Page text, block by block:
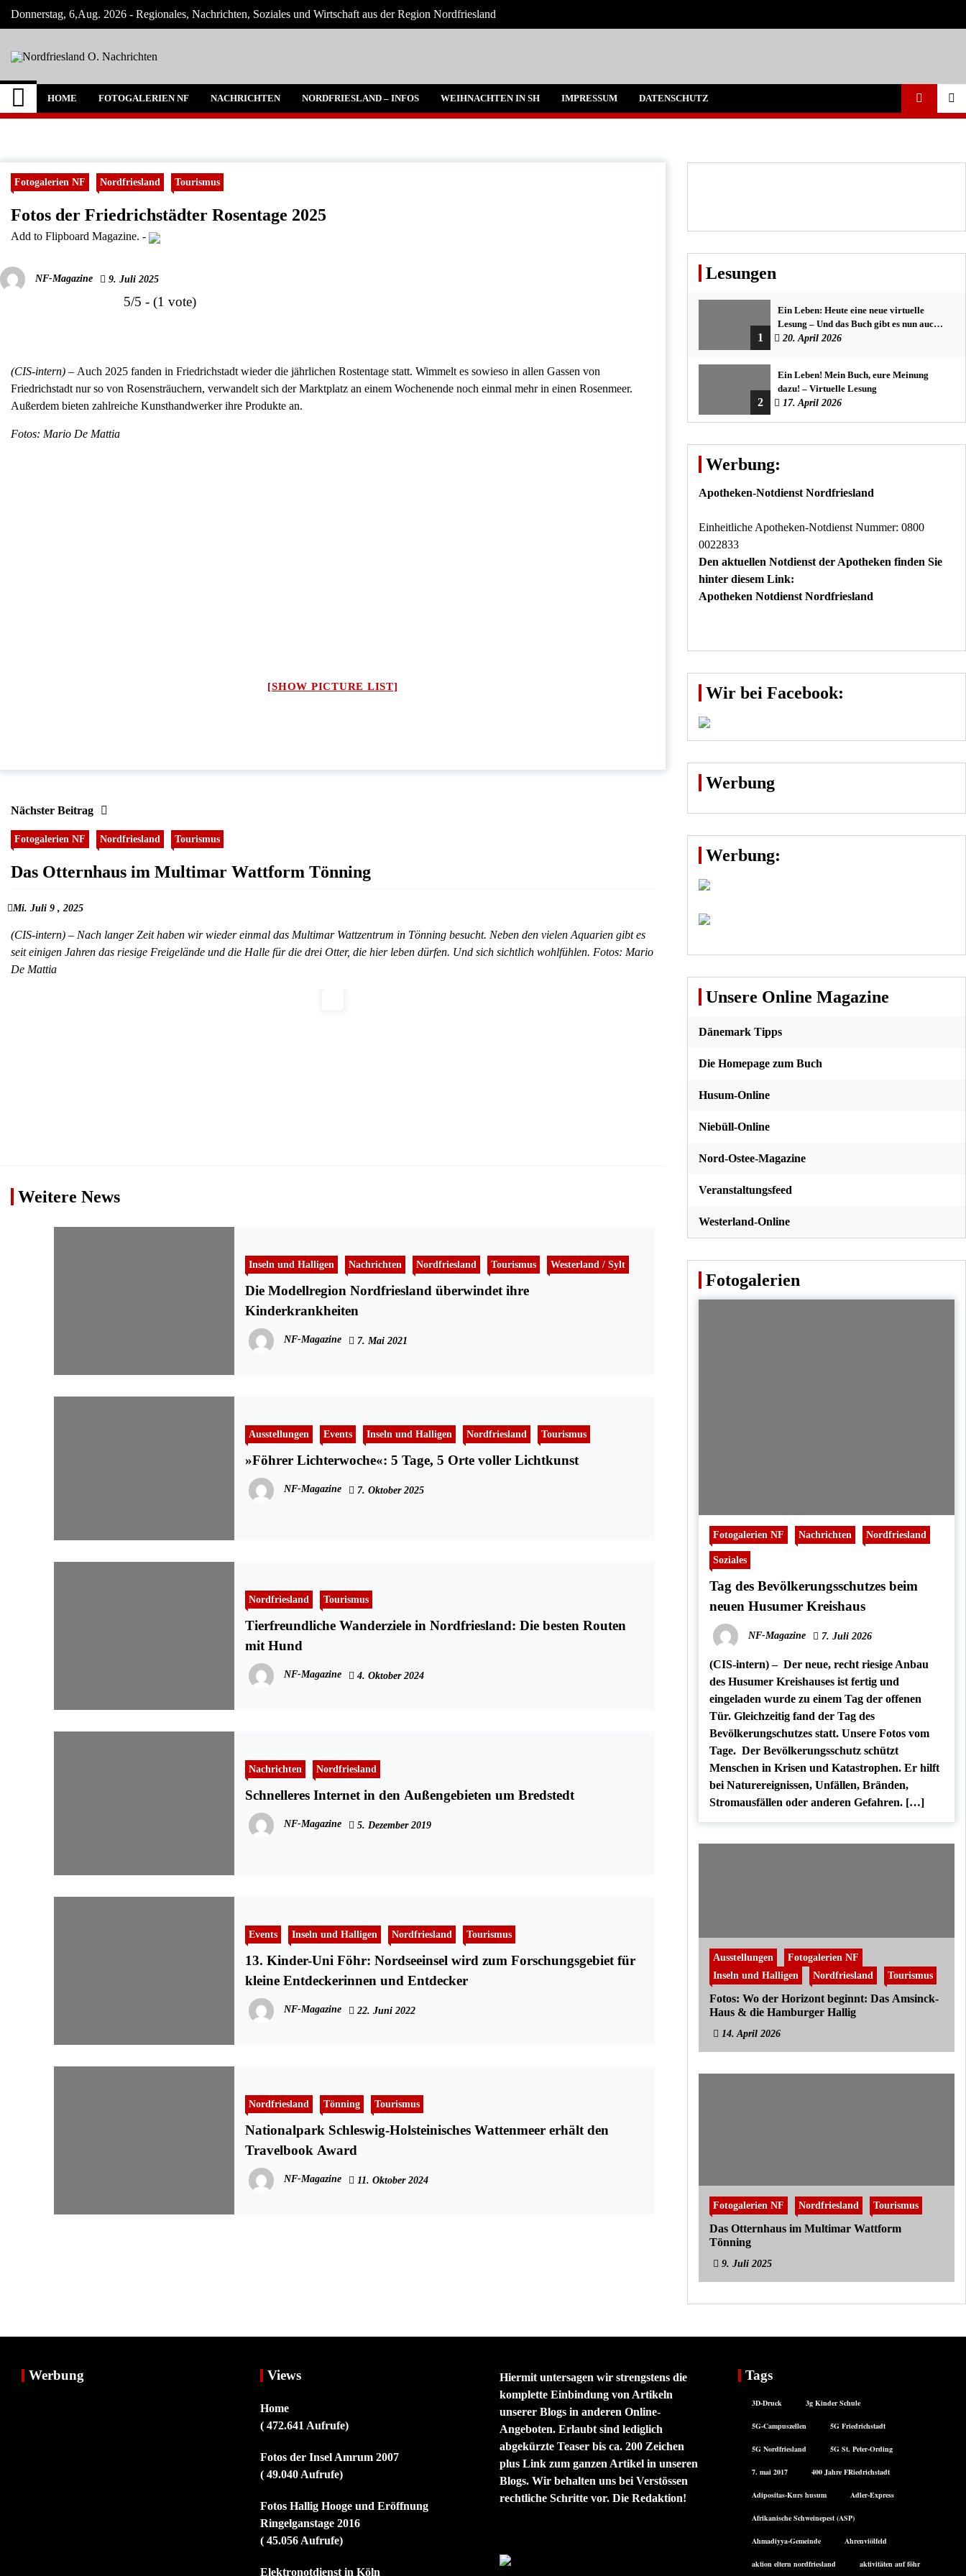
Skip
Donnerstag, 6,Aug. 2026 - Regionales, Nachrichten, Soziales und Wirtschaft aus der Region Nordfriesland
Nordfriesland O. Nachrichten
Nachrichten für Nordfriesland und Husum
HOME FOTOGALERIEN NF NACHRICHTEN NORDFRIESLAND – INFOS WEIHNACHTEN IN SH IMPRESSUM DATENSCHUTZ
Fotogalerien NF Nordfriesland Tourismus
Fotos der Friedrichstädter Rosentage 2025
Add to Flipboard Magazine. -
NF-Magazine 9. Juli 2025
5/5 - (1 vote)
(CIS-intern) – Auch 2025 fanden in Friedrichstadt wieder die jährlichen Rostentage statt. Wimmelt es sowieso in allen Gassen von
Friedrichstadt nur so von Rosensträuchern, verwandelt sich der Marktplatz an einem Wochenende noch einmal mehr in einen Rosenmeer.
Außerdem bieten zahlreiche Kunsthandwerker ihre Produkte an.
Fotos: Mario De Mattia
[SHOW PICTURE LIST]
Nächster Beitrag
Fotogalerien NF Nordfriesland Tourismus
Das Otternhaus im Multimar Wattform Tönning
Mi. Juli 9 , 2025
(CIS-intern) – Nach langer Zeit haben wir wieder einmal das Multimar Wattzentrum in Tönning besucht. Neben den vielen Aquarien gibt es
seit einigen Jahren das riesige Freigelände und die Halle für die drei Otter, die hier leben dürfen. Und sich sichtlich wohlfühlen. Fotos: Mario
De Mattia
Weitere News
Inseln und Halligen Nachrichten Nordfriesland Tourismus Westerland / Sylt
Die Modellregion Nordfriesland überwindet ihre
Kinderkrankheiten
NF-Magazine 7. Mai 2021
Ausstellungen Events Inseln und Halligen Nordfriesland Tourismus
»Föhrer Lichterwoche«: 5 Tage, 5 Orte voller Lichtkunst
NF-Magazine 7. Oktober 2025
Nordfriesland Tourismus
Tierfreundliche Wanderziele in Nordfriesland: Die besten Routen
mit Hund
NF-Magazine 4. Oktober 2024
Nachrichten Nordfriesland
Schnelleres Internet in den Außengebieten um Bredstedt
NF-Magazine 5. Dezember 2019
Events Inseln und Halligen Nordfriesland Tourismus
13. Kinder-Uni Föhr: Nordseeinsel wird zum Forschungsgebiet für
kleine Entdeckerinnen und Entdecker
NF-Magazine 22. Juni 2022
Nordfriesland Tönning Tourismus
Nationalpark Schleswig-Holsteinisches Wattenmeer erhält den
Travelbook Award
NF-Magazine 11. Oktober 2024
Lesungen
1
Ein Leben: Heute eine neue virtuelle
Lesung – Und das Buch gibt es nun auch
in der Bredstedter Stadtbuchhandlung
20. April 2026
2
Ein Leben! Mein Buch, eure Meinung
dazu! – Virtuelle Lesung
17. April 2026
Werbung:
Apotheken-Notdienst Nordfriesland
Einheitliche Apotheken-Notdienst Nummer: 0800
0022833
Den aktuellen Notdienst der Apotheken finden Sie
hinter diesem Link:
Apotheken Notdienst Nordfriesland
Wir bei Facebook:
Werbung
Werbung:
Unsere Online Magazine
Dänemark Tipps
Die Homepage zum Buch
Husum-Online
Niebüll-Online
Nord-Ostee-Magazine
Veranstaltungsfeed
Westerland-Online
Fotogalerien
Fotogalerien NF Nachrichten Nordfriesland
Soziales
Tag des Bevölkerungsschutzes beim
neuen Husumer Kreishaus
NF-Magazine 7. Juli 2026
(CIS-intern) – Der neue, recht riesige Anbau
des Husumer Kreishauses ist fertig und
eingeladen wurde zu einem Tag der offenen
Tür. Gleichzeitig fand der Tag des
Bevölkerungschutzes statt. Unsere Fotos vom
Tage. Der Bevölkerungsschutz schützt
Menschen in Krisen und Katastrophen. Er hilft
bei Naturereignissen, Unfällen, Bränden,
Stromausfällen oder anderen Gefahren. […]
Ausstellungen
Fotogalerien NF
Inseln und Halligen
Nordfriesland Tourismus
Fotos: Wo der Horizont beginnt: Das Amsinck-
Haus & die Hamburger Hallig
14. April 2026
Fotogalerien NF Nordfriesland Tourismus
Das Otternhaus im Multimar Wattform
Tönning
9. Juli 2025
Werbung Views
Home
( 472.641 Aufrufe)
Fotos der Insel Amrum 2007
( 49.040 Aufrufe)
Fotos Hallig Hooge und Eröffnung
Ringelganstage 2016
( 45.056 Aufrufe)
Elektronotdienst in Köln
Hiermit untersagen wir strengstens die
komplette Einbindung von Artikeln
unserer Blogs in anderen Online-
Angeboten. Erlaubt sind lediglich
abgekürzte Teaser bis ca. 200 Zeichen
plus Link zum ganzen Artikel in unseren
Blogs. Wir behalten uns bei Verstössen
rechtliche Schritte vor. Die Redaktion!
Tags
3D-Druck 3g Kinder Schule
5G-Campuszellen 5G Friedrichstadt
5G Nordfriesland 5G St. Peter-Ording
7. mai 2017 400 Jahre FRiedrichstadt
Adipositas-Kurs husum Adler-Express
Afrikanische Schweinepest (ASP)
Ahmadiyya-Gemeinde Ahrenviölfeld
aktion eltern nordfriesland aktivitäten auf föhr